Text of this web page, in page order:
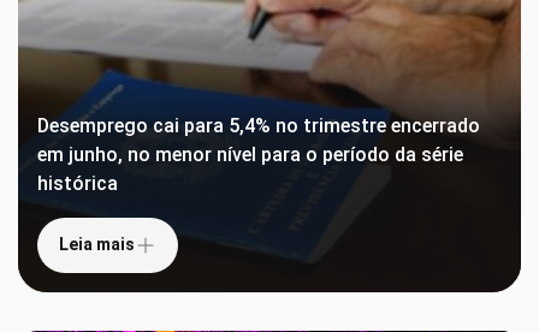
Desemprego cai para 5,4% no trimestre encerrado
em junho, no menor nível para o período da série
histórica
Leia mais